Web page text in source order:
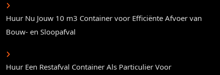
Huur Nu Jouw 10 m3 Container voor Efficiënte Afvoer van
Bouw- en Sloopafval
Huur Een Restafval Container Als Particulier Voor